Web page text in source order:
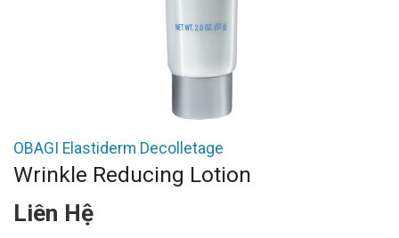
OBAGI Elastiderm Decolletage
Wrinkle Reducing Lotion
Liên Hệ